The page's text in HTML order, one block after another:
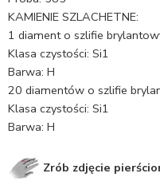
KAMIENIE SZLACHETNE:
1 diament o szlifie
Klasa czystości: Si1
Barwa: H
20 diamentów o szlifie
Klasa czystości: Si1
Barwa: H
Zrób zdjęcie